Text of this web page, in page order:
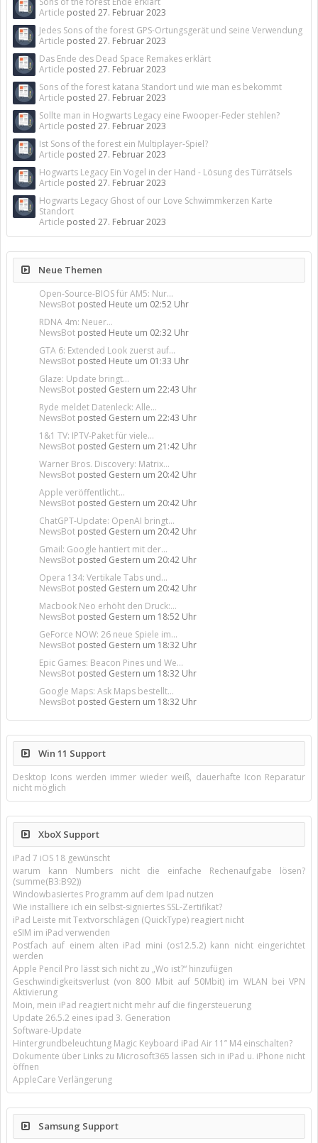
Article posted 27. Februar 2023
Jedes Sons of the forest GPS-Ortungsgerät und seine Verwendung
Article posted 27. Februar 2023
Das Ende des Dead Space Remakes erklärt
Article posted 27. Februar 2023
Sons of the forest katana Standort und wie man es bekommt
Article posted 27. Februar 2023
Sollte man in Hogwarts Legacy eine Fwooper-Feder stehlen?
Article posted 27. Februar 2023
Ist Sons of the forest ein Multiplayer-Spiel?
Article posted 27. Februar 2023
Hogwarts Legacy Ein Vogel in der Hand - Lösung des Türrätsels
Article posted 27. Februar 2023
Hogwarts Legacy Ghost of our Love Schwimmkerzen Karte
Standort
Article posted 27. Februar 2023
Neue Themen
Open-Source-BIOS für AM5: Nur...
NewsBot posted Heute um 02:52 Uhr
RDNA 4m: Neuer...
NewsBot posted Heute um 02:32 Uhr
GTA 6: Extended Look zuerst auf...
NewsBot posted Heute um 01:33 Uhr
Glaze: Update bringt...
NewsBot posted Gestern um 22:43 Uhr
Ryde meldet Datenleck: Alle...
NewsBot posted Gestern um 22:43 Uhr
1&1 TV: IPTV-Paket für viele...
NewsBot posted Gestern um 21:42 Uhr
Warner Bros. Discovery: Matrix...
NewsBot posted Gestern um 20:42 Uhr
Apple veröffentlicht...
NewsBot posted Gestern um 20:42 Uhr
ChatGPT-Update: OpenAI bringt...
NewsBot posted Gestern um 20:42 Uhr
Gmail: Google hantiert mit der...
NewsBot posted Gestern um 20:42 Uhr
Opera 134: Vertikale Tabs und...
NewsBot posted Gestern um 20:42 Uhr
Macbook Neo erhöht den Druck:...
NewsBot posted Gestern um 18:52 Uhr
GeForce NOW: 26 neue Spiele im...
NewsBot posted Gestern um 18:32 Uhr
Epic Games: Beacon Pines und We...
NewsBot posted Gestern um 18:32 Uhr
Google Maps: Ask Maps bestellt...
NewsBot posted Gestern um 18:32 Uhr
Win 11 Support
Desktop Icons werden immer wieder weiß, dauerhafte Icon Reparatur
nicht möglich
XboX Support
iPad 7 iOS 18 gewünscht
warum kann Numbers nicht die einfache Rechenaufgabe lösen?
(summe(B3:B92))
Windowbasiertes Programm auf dem Ipad nutzen
Wie installiere ich ein selbst-signiertes SSL-Zertifikat?
iPad Leiste mit Textvorschlägen (QuickType) reagiert nicht
eSIM im iPad verwenden
Postfach auf einem alten iPad mini (os12.5.2) kann nicht eingerichtet
werden
Apple Pencil Pro lässt sich nicht zu „Wo ist?“ hinzufügen
Geschwindigkeitsverlust (von 800 Mbit auf 50Mbit) im WLAN bei VPN
Aktivierung
Moin, mein iPad reagiert nicht mehr auf die fingersteuerung
Update 26.5.2 eines ipad 3. Generation
Software-Update
Hintergrundbeleuchtung Magic Keyboard iPad Air 11’’ M4 einschalten?
Dokumente über Links zu Microsoft365 lassen sich in iPad u. iPhone nicht
öffnen
AppleCare Verlängerung
Samsung Support